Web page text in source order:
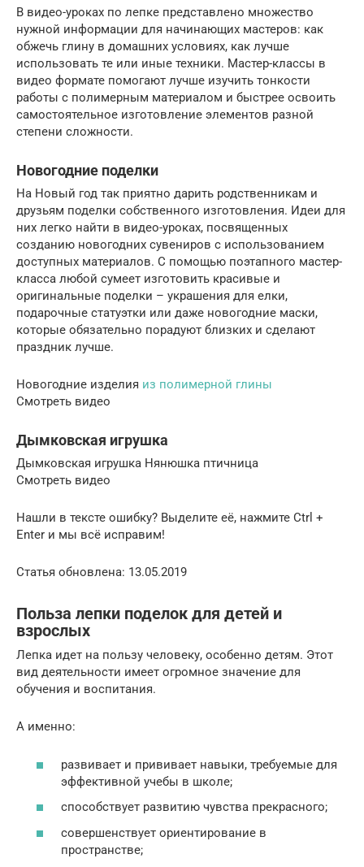
В видео-уроках по лепке представлено множество
нужной информации для начинающих мастеров: как
обжечь глину в домашних условиях, как лучше
использовать те или иные техники. Мастер-классы в
видео формате помогают лучше изучить тонкости
работы с полимерным материалом и быстрее освоить
самостоятельное изготовление элементов разной
степени сложности.
Новогодние поделки
На Новый год так приятно дарить родственникам и
друзьям поделки собственного изготовления. Идеи для
них легко найти в видео-уроках, посвященных
созданию новогодних сувениров с использованием
доступных материалов. С помощью поэтапного мастер-
класса любой сумеет изготовить красивые и
оригинальные поделки – украшения для елки,
подарочные статуэтки или даже новогодние маски,
которые обязательно порадуют близких и сделают
праздник лучше.
Новогодние изделия из полимерной глины
Смотреть видео
Дымковская игрушка
Дымковская игрушка Нянюшка птичница
Смотреть видео
Нашли в тексте ошибку? Выделите её, нажмите Ctrl +
Enter и мы всё исправим!
Статья обновлена: 13.05.2019
Польза лепки поделок для детей и
взрослых
Лепка идет на пользу человеку, особенно детям. Этот
вид деятельности имеет огромное значение для
обучения и воспитания.
А именно:
развивает и прививает навыки, требуемые для
эффективной учебы в школе;
способствует развитию чувства прекрасного;
совершенствует ориентирование в
пространстве;